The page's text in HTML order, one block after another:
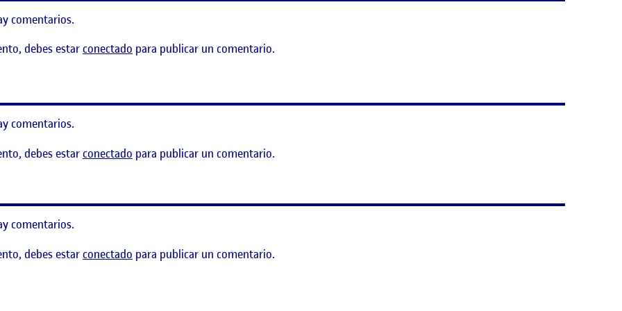
comentarios.
debes estarconectado para publicar un comentario.
comentarios.
debes estarconectado para publicar un comentario.
comentarios.
debes estarconectado para publicar un comentario.